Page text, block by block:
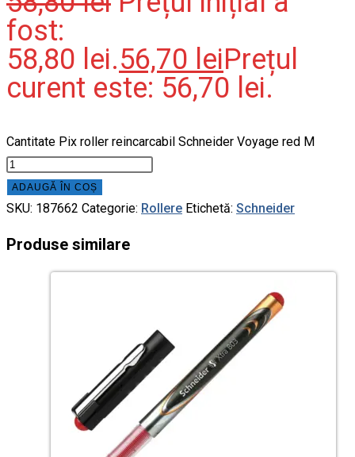
fost:
58,80 lei.56,70 leiPrețul
curent este: 56,70 lei.
Cantitate Pix roller reincarcabil Schneider Voyage red M
ADAUGĂ ÎN COȘ
SKU: 187662 Categorie: Rollere Etichetă: Schneider
Produse similare